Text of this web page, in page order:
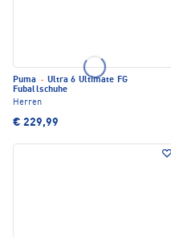
Puma · Ultra 6 Ultimate FG
Fuballschuhe
Herren
€ 229,99